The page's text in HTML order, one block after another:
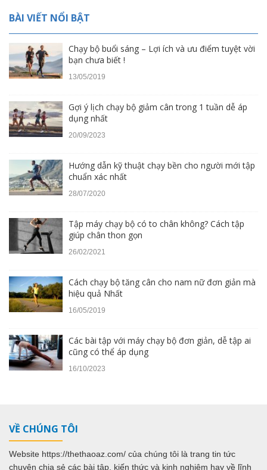
BÀI VIẾT NỔI BẬT
Chạy bộ buổi sáng – Lợi ích và ưu điểm tuyệt vời
bạn chưa biết !
13/05/2019
Gợi ý lịch chạy bộ giảm cân trong 1 tuần dễ áp
dụng nhất
20/09/2023
Hướng dẫn kỹ thuật chạy bền cho người mới tập
chuẩn xác nhất
28/07/2020
Tập máy chạy bộ có to chân không? Cách tập
giúp chân thon gọn
26/02/2021
Cách chạy bộ tăng cân cho nam nữ đơn giản mà
hiệu quả Nhất
16/05/2019
Các bài tập với máy chạy bộ đơn giản, dễ tập ai
cũng có thể áp dụng
16/10/2023
VỀ CHÚNG TÔI
Website https://thethaoaz.com/ của chúng tôi là trang tin tức
chuyên chia sẻ các bài tập, kiến thức và kinh nghiệm hay về lĩnh